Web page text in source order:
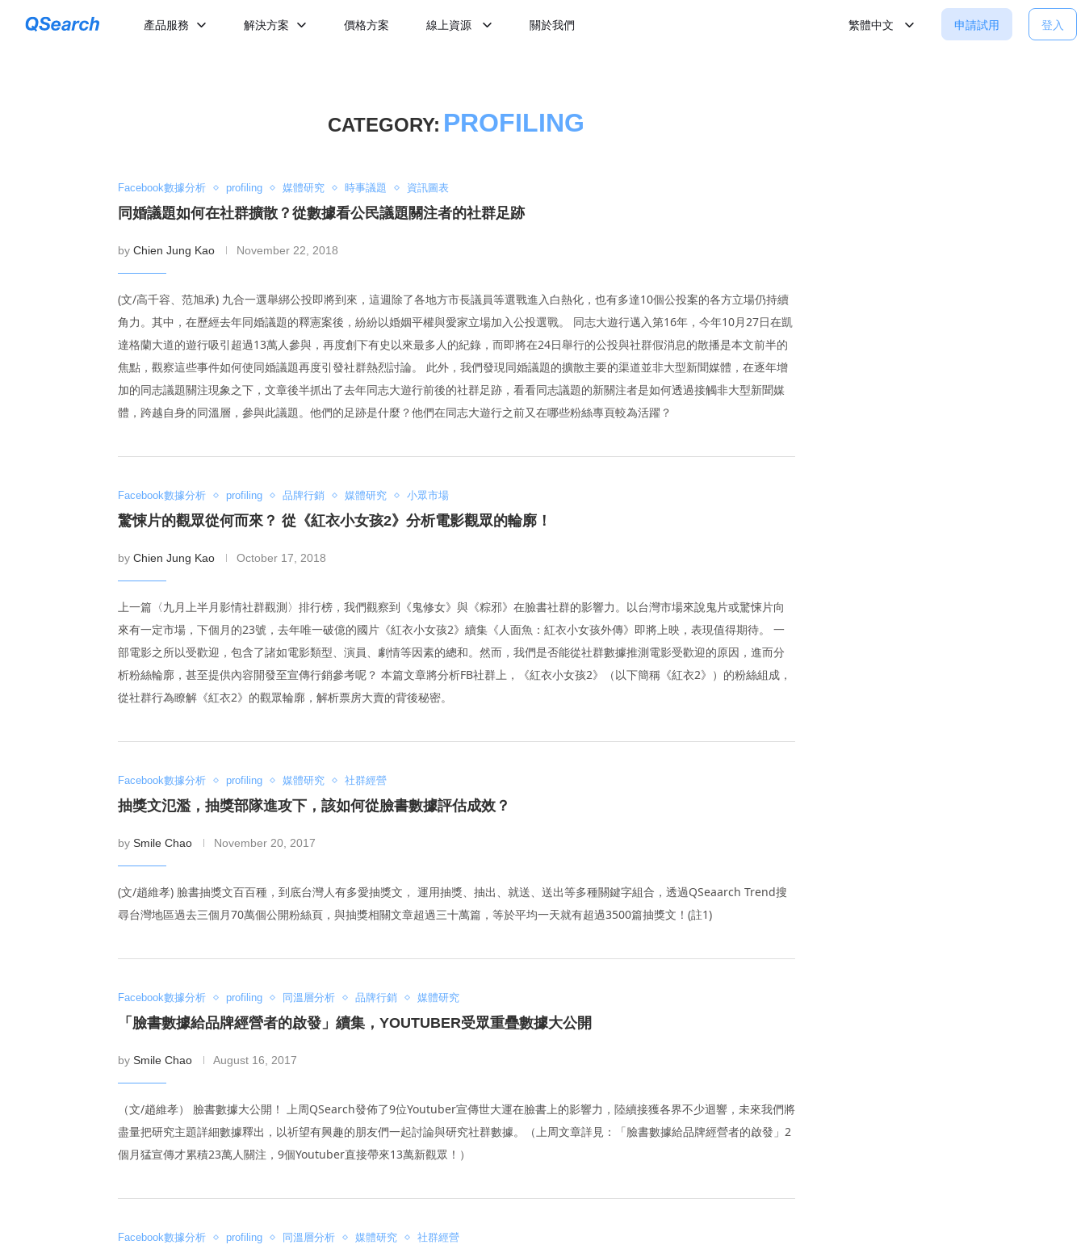
產品服務 解決方案 價格方案 線上資源 關於我們 繁體中文 申請試用 登入
CATEGORY: PROFILING
Facebook數據分析 profiling 媒體研究 時事議題 資訊圖表
同婚議題如何在社群擴散？從數據看公民議題關注者的社群足跡
by Chien Jung Kao November 22, 2018
(文/高千容、范旭承) 九合一選舉綁公投即將到來，這週除了各地方市長議員等選戰進入白熱化，也有多達10個公投案的各方立場仍持續
角力。其中，在歷經去年同婚議題的釋憲案後，紛紛以婚姻平權與愛家立場加入公投選戰。 同志大遊行邁入第16年，今年10月27日在凱
達格蘭大道的遊行吸引超過13萬人參與，再度創下有史以來最多人的紀錄，而即將在24日舉行的公投與社群假消息的散播是本文前半的
焦點，觀察這些事件如何使同婚議題再度引發社群熱烈討論。 此外，我們發現同婚議題的擴散主要的渠道並非大型新聞媒體，在逐年增
加的同志議題關注現象之下，文章後半抓出了去年同志大遊行前後的社群足跡，看看同志議題的新關注者是如何透過接觸非大型新聞媒
體，跨越自身的同溫層，參與此議題。他們的足跡是什麼？他們在同志大遊行之前又在哪些粉絲專頁較為活躍？
Facebook數據分析 profiling 品牌行銷 媒體研究 小眾市場
驚悚片的觀眾從何而來？ 從《紅衣小女孩2》分析電影觀眾的輪廓！
by Chien Jung Kao October 17, 2018
上一篇〈九月上半月影情社群觀測〉排行榜，我們觀察到《鬼修女》與《粽邪》在臉書社群的影響力。以台灣市場來說鬼片或驚悚片向
來有一定市場，下個月的23號，去年唯一破億的國片《紅衣小女孩2》續集《人面魚：紅衣小女孩外傳》即將上映，表現值得期待。 一
部電影之所以受歡迎，包含了諸如電影類型、演員、劇情等因素的總和。然而，我們是否能從社群數據推測電影受歡迎的原因，進而分
析粉絲輪廓，甚至提供內容開發至宣傳行銷參考呢？ 本篇文章將分析FB社群上，《紅衣小女孩2》（以下簡稱《紅衣2》）的粉絲組成，
從社群行為瞭解《紅衣2》的觀眾輪廓，解析票房大賣的背後秘密。
Facebook數據分析 profiling 媒體研究 社群經營
抽獎文氾濫，抽獎部隊進攻下，該如何從臉書數據評估成效？
by Smile Chao November 20, 2017
(文/趙維孝) 臉書抽獎文百百種，到底台灣人有多愛抽獎文， 運用抽獎、抽出、就送、送出等多種關鍵字組合，透過QSeaarch Trend搜
尋台灣地區過去三個月70萬個公開粉絲頁，與抽獎相關文章超過三十萬篇，等於平均一天就有超過3500篇抽獎文！(註1)
Facebook數據分析 profiling 同溫層分析 品牌行銷 媒體研究
「臉書數據給品牌經營者的啟發」續集，YOUTUBER受眾重疊數據大公開
by Smile Chao August 16, 2017
（文/趙維孝） 臉書數據大公開！ 上周QSearch發佈了9位Youtuber宣傳世大運在臉書上的影響力，陸續接獲各界不少迴響，未來我們將
盡量把研究主題詳細數據釋出，以祈望有興趣的朋友們一起討論與研究社群數據。（上周文章詳見：「臉書數據給品牌經營者的啟發」2
個月猛宣傳才累積23萬人關注，9個Youtuber直接帶來13萬新觀眾！）
Facebook數據分析 profiling 同溫層分析 媒體研究 社群經營